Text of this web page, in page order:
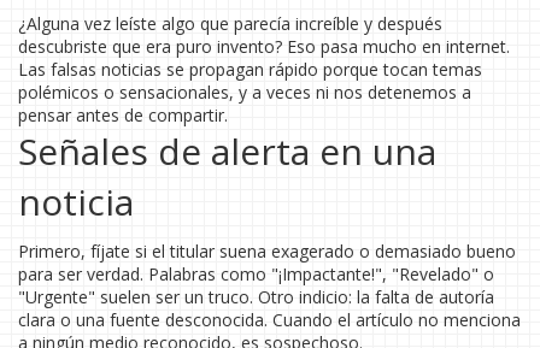
¿Alguna vez leíste algo que parecía increíble y después
descubriste que era puro invento? Eso pasa mucho en internet.
Las falsas noticias se propagan rápido porque tocan temas
polémicos o sensacionales, y a veces ni nos detenemos a
pensar antes de compartir.
Señales de alerta en una
noticia
Primero, fíjate si el titular suena exagerado o demasiado bueno
para ser verdad. Palabras como "¡Impactante!", "Revelado" o
"Urgente" suelen ser un truco. Otro indicio: la falta de autoría
clara o una fuente desconocida. Cuando el artículo no menciona
a ningún medio reconocido, es sospechoso.